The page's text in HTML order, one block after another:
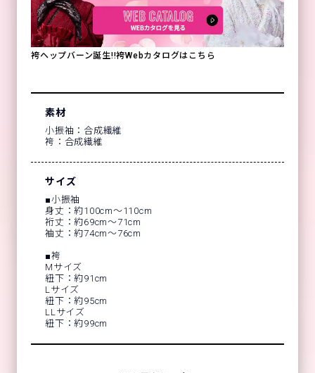
袴ヘップバーン誕生!!袴Webカタログはこちら
素材
小振袖：合成繊維
袴：合成繊維
サイズ
■小振袖
身丈：約100cm～110cm
裄丈：約69cm～71cm
袖丈：約74cm～76cm
■袴
Mサイズ
紐下：約91cm
Lサイズ
紐下：約95cm
LLサイズ
紐下：約99cm